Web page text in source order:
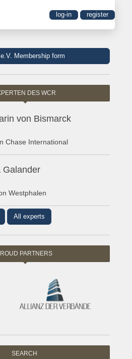
log-in register
Membership form
DES WCR
von Bismarck
Chase International
Galander
Westphalen
All experts
PARTNERS
SEARCH